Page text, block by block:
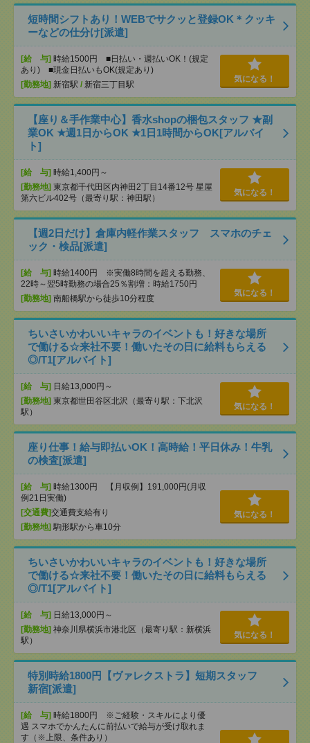
短時間シフトあり！WEBでサクッと登録OK＊クッキ
ーなどの仕分け[派遣]
[給 与] 時給1500円 ■日払い・週払いOK！(規定
あり) ■現金日払いもOK(規定あり)
[勤務地] 新宿駅 / 新宿三丁目駅
気になる！
【座り＆手作業中心】香水shopの梱包スタッフ ★副
業OK ★週1日からOK ★1日1時間からOK[アルバイ
ト]
[給 与] 時給1,400円～
[勤務地] 東京都千代田区内神田2丁目14番12号 星屋
第六ビル402号（最寄り駅：神田駅）
気になる！
【週2日だけ】倉庫内軽作業スタッフ スマホのチェ
ック・検品[派遣]
[給 与] 時給1400円 ※実働8時間を超える勤務、
22時～翌5時勤務の場合25％割増：時給1750円
[勤務地] 南船橋駅から徒歩10分程度
気になる！
ちいさいかわいいキャラのイベントも！好きな場所
で働ける☆来社不要！働いたその日に給料もらえる
◎/T1[アルバイト]
[給 与] 日給13,000円～
[勤務地] 東京都世田谷区北沢（最寄り駅：下北沢
駅）
気になる！
座り仕事！給与即払いOK！高時給！平日休み！牛乳
の検査[派遣]
[給 与] 時給1300円 【月収例】191,000円(月収
例21日実働)
[交通費]交通費支給有り
[勤務地] 駒形駅から車10分
気になる！
ちいさいかわいいキャラのイベントも！好きな場所
で働ける☆来社不要！働いたその日に給料もらえる
◎/T1[アルバイト]
[給 与] 日給13,000円～
[勤務地] 神奈川県横浜市港北区（最寄り駅：新横浜
駅）
気になる！
特別時給1800円【ヴァレクストラ】短期スタッフ
新宿[派遣]
[給 与] 時給1800円 ※ご経験・スキルにより優
遇 スマホでかんたんに前払いで給与が受け取れま
す（※上限、条件あり）